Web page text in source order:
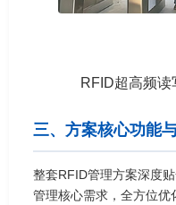
RFID超高频
三、方案核心功能
整套RFID管理方案深度
管理核心需求，全方位优